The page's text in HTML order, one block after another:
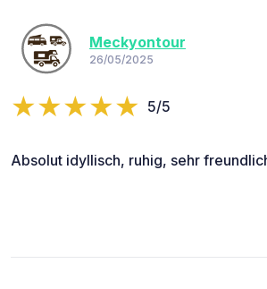
Meckyontour
26/05/2025
5/5
Absolut idyllisch, ruhig, sehr